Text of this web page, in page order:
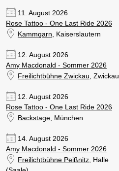
11. August 2026
Rose Tattoo - One Last Ride 2026
Kammgarn, Kaiserslautern
12. August 2026
Amy Macdonald - Sommer 2026
Freilichtbühne Zwickau, Zwickau
12. August 2026
Rose Tattoo - One Last Ride 2026
Backstage, München
14. August 2026
Amy Macdonald - Sommer 2026
Freilichtbühne Peißnitz, Halle